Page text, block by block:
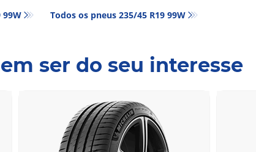
99W Todos os pneus‎ 235/45 R19 99W
ser do seu interesse